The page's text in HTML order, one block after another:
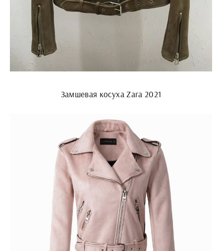
Замшевая косуха Zara 2021